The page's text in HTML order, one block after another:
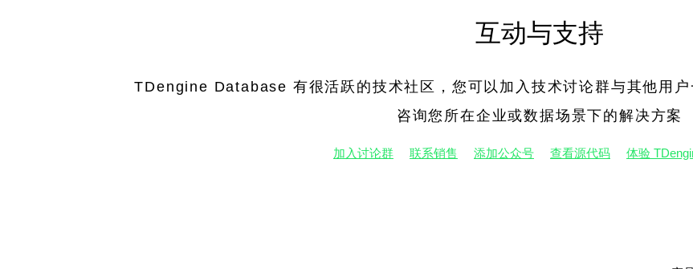
互动与支持
TDengine Database 有很活跃的技术社区，您可以加入技术讨论群与其他用
咨询您所在企业或数据场景下的解决方案
加入讨论群 联系销售 添加公众号 查看源代码 体验